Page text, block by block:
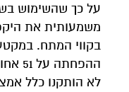
על כך שהשימוש
משמעותית את
בקווי המתח.
לא הותקנו כלל